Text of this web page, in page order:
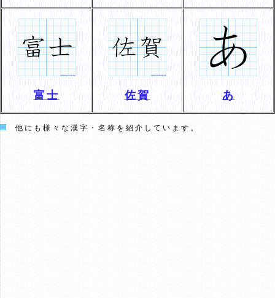
富士 佐賀 あ
他にも様々な漢字・名称を紹介しています。